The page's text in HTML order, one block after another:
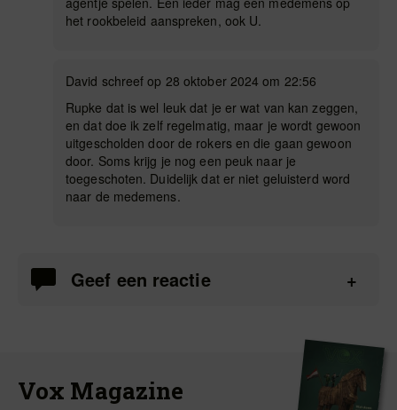
het rookbeleid aanspreken, ook U.
David schreef op 28 oktober 2024 om 22:56
Rupke dat is wel leuk dat je er wat van kan zeggen,
en dat doe ik zelf regelmatig, maar je wordt gewoon
uitgescholden door de rokers en die gaan gewoon
door. Soms krijg je nog een peuk naar je
toegeschoten. Duidelijk dat er niet geluisterd word
naar de medemens.
Geef een reactie
Vox Magazine